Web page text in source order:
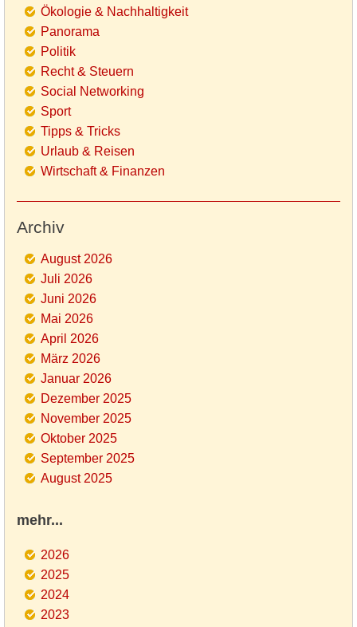
Ökologie & Nachhaltigkeit
Panorama
Politik
Recht & Steuern
Social Networking
Sport
Tipps & Tricks
Urlaub & Reisen
Wirtschaft & Finanzen
Archiv
August 2026
Juli 2026
Juni 2026
Mai 2026
April 2026
März 2026
Januar 2026
Dezember 2025
November 2025
Oktober 2025
September 2025
August 2025
mehr...
2026
2025
2024
2023